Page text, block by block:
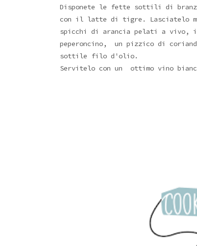
Disponete le fette sottili di
con il latte di tigre. Lasciatelo
spicchi di arancia pelati a vivo,
peperoncino, un pizzico di
sottile filo d'olio.
Servitelo con un ottimo vino